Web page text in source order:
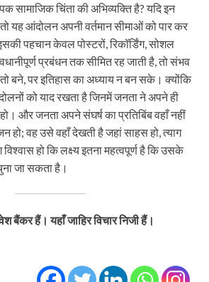
सामाजिक चिंता की अभिव्यक्ति है? यदि इन
तो यह आंदोलन अपनी वर्तमान सीमाओं को पार कर
पहचान केवल पोस्टरों, रिकॉर्डिंग, सोशल
प्रबंधन तक सीमित रह जाती है, तो संभव
तो बने, पर इतिहास का अध्याय न बन सके। क्योंकि
को याद रखता है जिनमें जनता ने अपने ही
और जनता अपने संघर्ष का प्रतिबिंब वहाँ नहीं
वह उसे वहाँ देखती है जहां साहस हो, त्याग
हो कि लक्ष्य इतना महत्वपूर्ण है कि उसके
जा सकता है।
बैंकर हैं। यहाँ जाहिर विचार निजी हैं।